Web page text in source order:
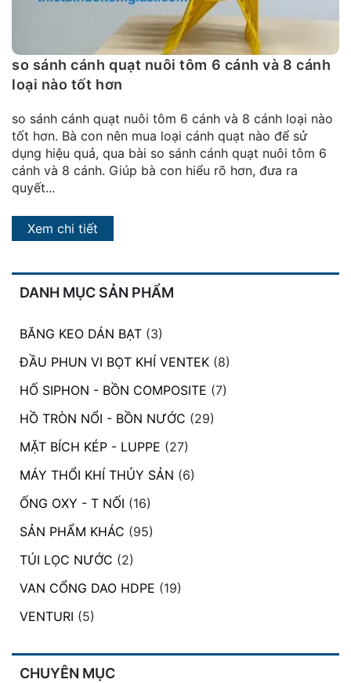
chia
sẻ
hệ
DANH MỤC SẢN PHẨM
BĂNG KEO DÁN BẠT (3)
ĐẦU PHUN VI BỌT KHÍ VENTEK (8)
HỐ SIPHON - BỒN COMPOSITE (7)
HỒ TRÒN NỔI - BỒN NƯỚC (29)
MẶT BÍCH KÉP - LUPPE (27)
MÁY THỔI KHÍ THỦY SẢN (6)
ỐNG OXY - T NỐI (16)
SẢN PHẨM KHÁC (95)
TÚI LỌC NƯỚC (2)
VAN CỔNG DAO HDPE (19)
VENTURI (5)
CHUYÊN MỤC
so sánh cánh quạt nuôi tôm 6 cánh và 8 cánh
loại nào tốt hơn
so sánh cánh quạt nuôi tôm 6 cánh và 8 cánh loại nào
tốt hơn. Bà con nên mua loại cánh quạt nào để sử
dụng hiệu quả, qua bài so sánh cánh quạt nuôi tôm 6
cánh và 8 cánh. Giúp bà con hiểu rõ hơn, đưa ra
quyết...
Xem chi tiết